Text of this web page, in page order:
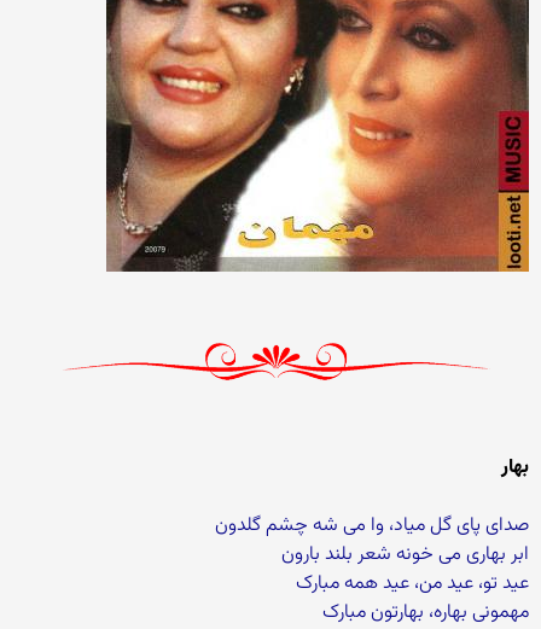
بهار
صدای پای گل میاد، وا می شه چشم گلدون
ابر بهاری می خونه شعر بلند بارون
عید تو، عید من، عید همه مبارک
مهمونی بهاره، بهارتون مبارک